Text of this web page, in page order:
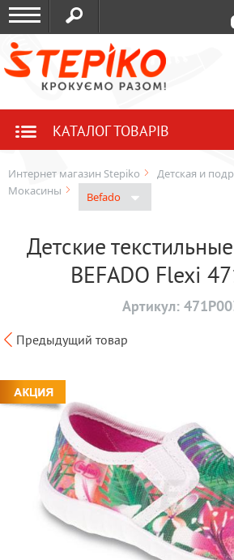
КАТАЛОГ ТОВАРІВ
Интернет магазин Stepiko
Детская и
Мокасины
Befado
Детские
BEFADO Flexi
Артикул:
Предыдущий товар